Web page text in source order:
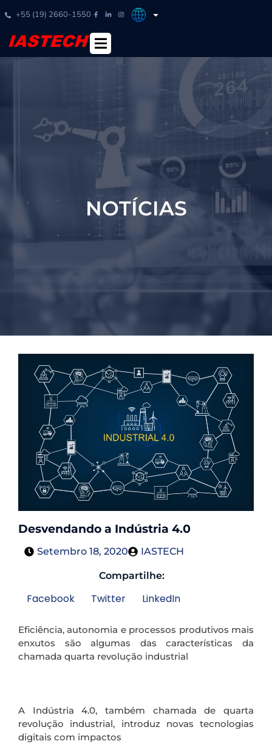
+55 (19) 2660-1550
NOTÍCIAS
Desvendando a Indústria 4.0
Setembro 18, 2020 IASTECH
Compartilhe:
Facebook Twitter LinkedIn
Eficiência, autonomia e processos produtivos mais
enxutos são algumas das características da
chamada quarta revolução industrial
A Indústria 4.0, também chamada de quarta
revolução industrial, introduz novas tecnologias
digitais com impactos